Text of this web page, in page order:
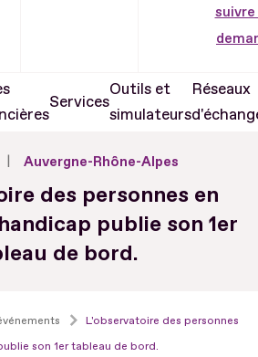
suivre
Services
Outils et
simulateurs
Réseaux
Auvergne-Rhône-Alpes
des personnes en
publie son 1er
de bord.
L'observatoire des personnes
son 1er tableau de bord.